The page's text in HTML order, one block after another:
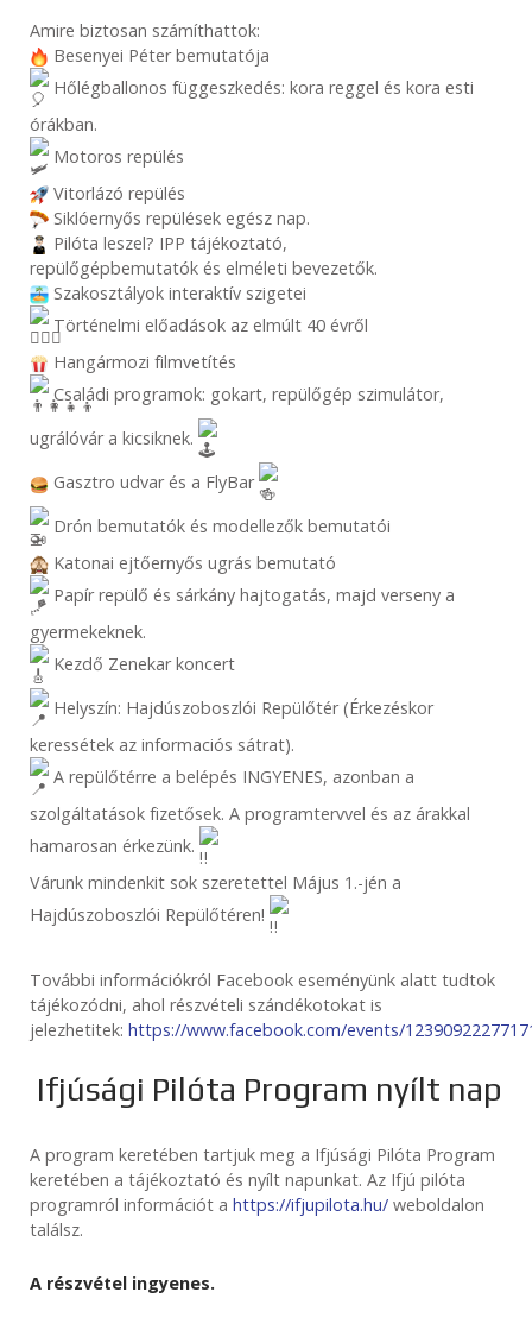
Amire biztosan számíthattok:
Besenyei Péter bemutatója
Hőlégballonos függeszkedés: kora reggel és kora esti
órákban.
Motoros repülés
Vitorlázó repülés
Siklóernyős repülések egész nap.
Pilóta leszel? IPP tájékoztató,
repülőgépbemutatók és elméleti bevezetők.
Szakosztályok interaktív szigetei
Történelmi előadások az elmúlt 40 évről
Hangármozi filmvetítés
Családi programok: gokart, repülőgép szimulátor,
ugrálóvár a kicsiknek.
Gasztro udvar és a FlyBar
Drón bemutatók és modellezők bemutatói
Katonai ejtőernyős ugrás bemutató
Papír repülő és sárkány hajtogatás, majd verseny a
gyermekeknek.
Kezdő Zenekar koncert
Helyszín: Hajdúszoboszlói Repülőtér (Érkezéskor
keressétek az informaciós sátrat).
A repülőtérre a belépés INGYENES, azonban a
szolgáltatások fizetősek. A programtervvel és az árakkal
hamarosan érkezünk.
Várunk mindenkit sok szeretettel Május 1.-jén a
Hajdúszoboszlói Repülőtéren!
További információkról Facebook eseményünk alatt tudtok
tájékozódni, ahol részvételi szándékotokat is
jelezhetitek: https://www.facebook.com/events/
Ifjúsági Pilóta Program nyílt nap
A program keretében tartjuk meg a Ifjúsági Pilóta Program
keretében a tájékoztató és nyílt napunkat. Az Ifjú pilóta
programról információt a https://ifjupilota.hu/ weboldalon
találsz.
A részvétel ingyenes.